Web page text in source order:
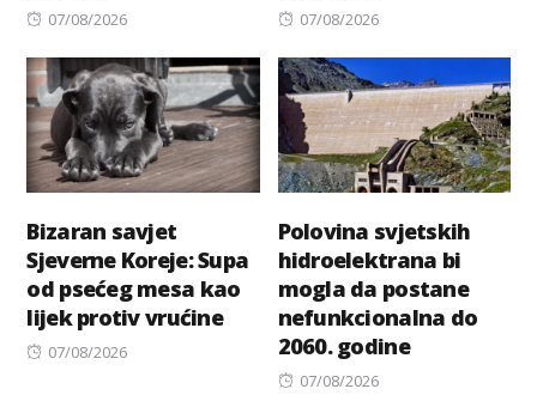
Posted
07/08/2026
Posted
07/08/2026
Bizaran savjet
Sjeverne Koreje: Supa
od psećeg mesa kao
lijek protiv vrućine
Posted
07/08/2026
Polovina svjetskih
hidroelektrana bi
mogla da postane
nefunkcionalna do
2060. godine
Posted
07/08/2026